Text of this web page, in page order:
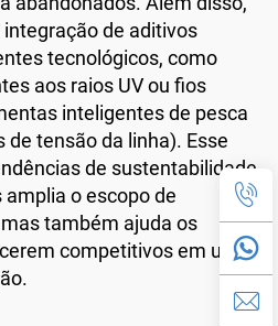
de aditivos
tecnológicos, como
aos raios UV ou fios
inteligentes de pesca
de tensão da linha). Esse
de sustentabilidade
o escopo de
também ajuda os
competitivos em um